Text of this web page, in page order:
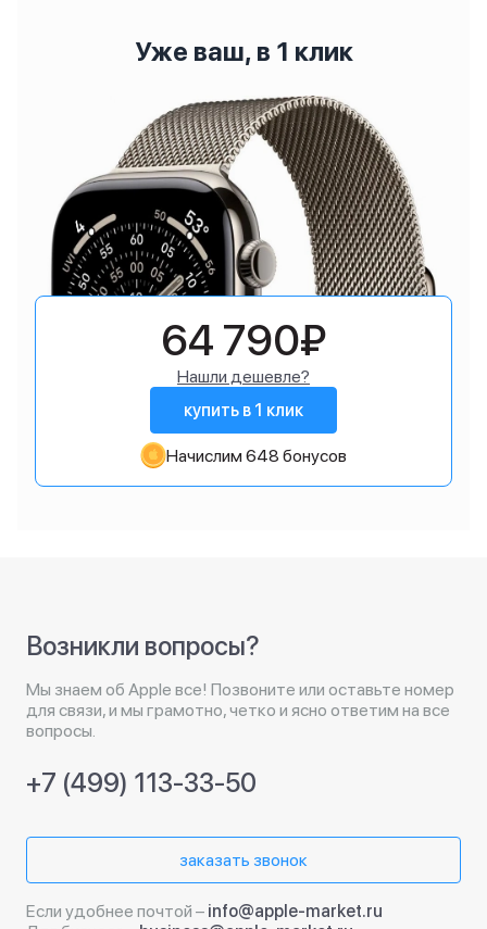
Уже ваш, в 1 клик
64 790₽
Нашли дешевле?
купить в 1 клик
Начислим 648 бонусов
Возникли вопросы?
Мы знаем об Apple все! Позвоните или оставьте номер
для связи, и мы грамотно, четко и ясно ответим на все
вопросы.
+7 (499) 113-33-50
заказать звонок
Если удобнее почтой – info@apple-market.ru